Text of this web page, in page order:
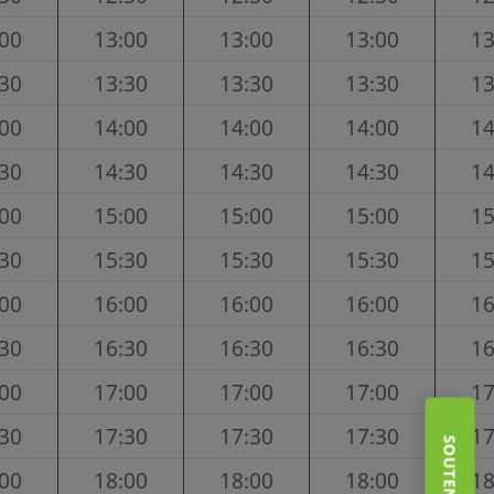
13:00
13:30
14:00
14:30
15:00
15:30
16:00
16:30
17:00
17:30
18:00
13:00
13:30
14:00
14:30
15:00
15:30
16:00
16:30
17:00
17:30
18:00
13:00
13:30
14:00
14:30
15:00
15:30
16:00
16:30
17:00
17:30
18:00